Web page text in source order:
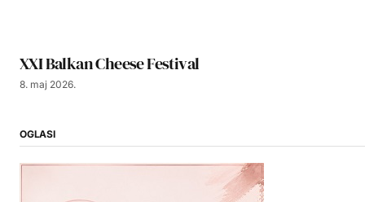
XXI Balkan Cheese Festival
8. maj 2026.
OGLASI